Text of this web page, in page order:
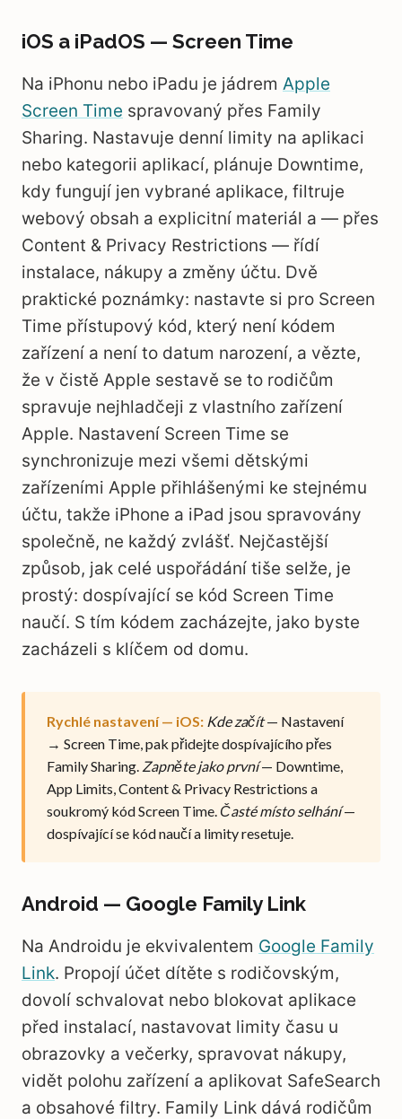
iOS a iPadOS — Screen Time
Na iPhonu nebo iPadu je jádrem Apple
Screen Time spravovaný přes Family
Sharing. Nastavuje denní limity na aplikaci
nebo kategorii aplikací, plánuje Downtime,
kdy fungují jen vybrané aplikace, filtruje
webový obsah a explicitní materiál a — přes
Content & Privacy Restrictions — řídí
instalace, nákupy a změny účtu. Dvě
praktické poznámky: nastavte si pro Screen
Time přístupový kód, který není kódem
zařízení a není to datum narození, a vězte,
že v čistě Apple sestavě se to rodičům
spravuje nejhladčeji z vlastního zařízení
Apple. Nastavení Screen Time se
synchronizuje mezi všemi dětskými
zařízeními Apple přihlášenými ke stejnému
účtu, takže iPhone a iPad jsou spravovány
společně, ne každý zvlášť. Nejčastější
způsob, jak celé uspořádání tiše selže, je
prostý: dospívající se kód Screen Time
naučí. S tím kódem zacházejte, jako byste
zacházeli s klíčem od domu.
Rychlé nastavení — iOS: Kde začít— Nastavení
→ Screen Time, pak přidejte dospívajícího přes
Family Sharing. Zapněte jako první— Downtime,
App Limits, Content & Privacy Restrictions a
soukromý kód Screen Time. Časté místo selhání—
dospívající se kód naučí a limity resetuje.
Android — Google Family Link
Na Androidu je ekvivalentem Google Family
Link. Propojí účet dítěte s rodičovským,
dovolí schvalovat nebo blokovat aplikace
před instalací, nastavovat limity času u
obrazovky a večerky, spravovat nákupy,
vidět polohu zařízení a aplikovat SafeSearch
a obsahové filtry. Family Link dává rodičům